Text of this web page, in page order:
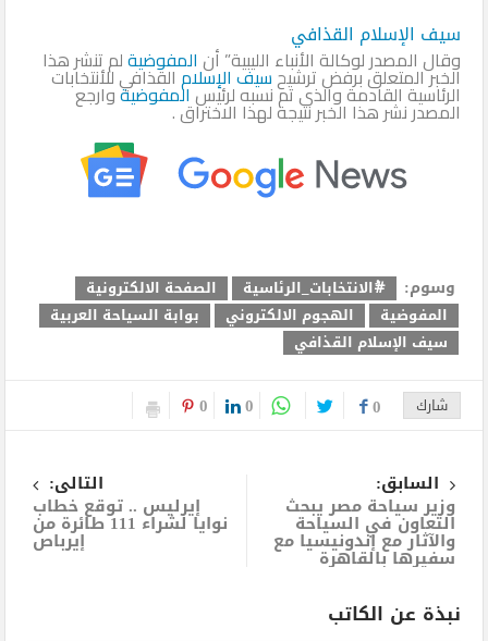
سيف الإسلام القذافي
وقال المصدر لوكالة الأنباء الليبية” أن المفوضيةلم تنشر هذا
الخبر المتعلق برفض ترشيحسيف الإسلامالقذافي للأنتخابات
الرئاسية القادمة والذى تم نسبه لرئيسالمفوضيةوارجع
المصدر نشر هذا الخبر نتيجة لهذا الاختراق .
وسوم: #ُالانتخابات_الرئاسية
الصفحة الالكترونية
المفوضية
الهجوم الالكتروني
بوابة السياحة العربية
سيف الإسلام القذافي
شارك 0
0
0
السابق:
وزير سياحة مصر يبحث
التعاون في السياحة
والآثار مع إندونيسيا مع
سفيرها بالقاهرة
التالى:
إيرليس .. توقع خطاب
نوايا لشراء 111 طائرة من
إيرباص
نبذة عن الكاتب